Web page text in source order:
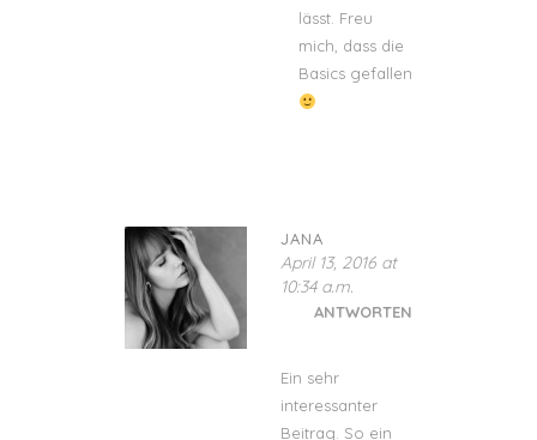
lässt. Freu
mich, dass die
Basics gefallen
JANA
April 13, 2016 at
10:34 a.m.
ANTWORTEN
Ein sehr
interessanter
Beitrag. So ein